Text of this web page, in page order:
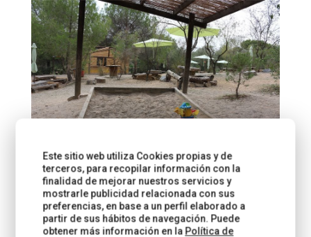
MUCHAS MÁS OPCIONES: CUMPLEAÑOS,
Este sitio web utiliza Cookies propias y de
terceros, para recopilar información con la
finalidad de mejorar nuestros servicios y
mostrarle publicidad relacionada con sus
preferencias, en base a un perfil elaborado a
partir de sus hábitos de navegación. Puede
obtener más información en la Política de